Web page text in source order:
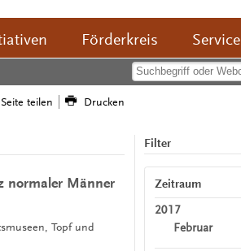
Förderkreis Service
Seite teilen Drucken
normaler Männer
Topf und
Filter
Zeitraum
2017
Februar